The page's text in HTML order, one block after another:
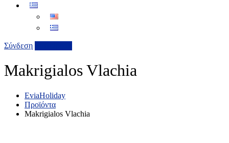
Σύνδεση
Makrigialos Vlachia
EviaHoliday
Προϊόντα
Makrigialos Vlachia